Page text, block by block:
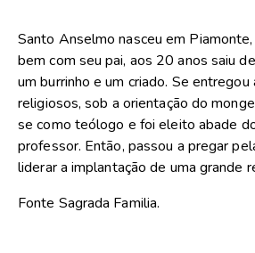
Santo Anselmo nasceu em
bem com seu pai, aos 20 anos saiu
um burrinho e um criado. Se
religiosos, sob a orientação do
se como teólogo e foi eleito abade
professor. Então, passou a pregar
liderar a implantação de uma grande
Fonte Sagrada Familia.